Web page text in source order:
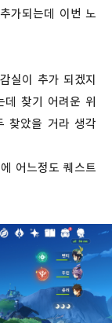
가되는데 이번 노
실이 추가 되겠지
데 찾기 어려운 위
찾았을 거라 생각
어느정도 퀘스트